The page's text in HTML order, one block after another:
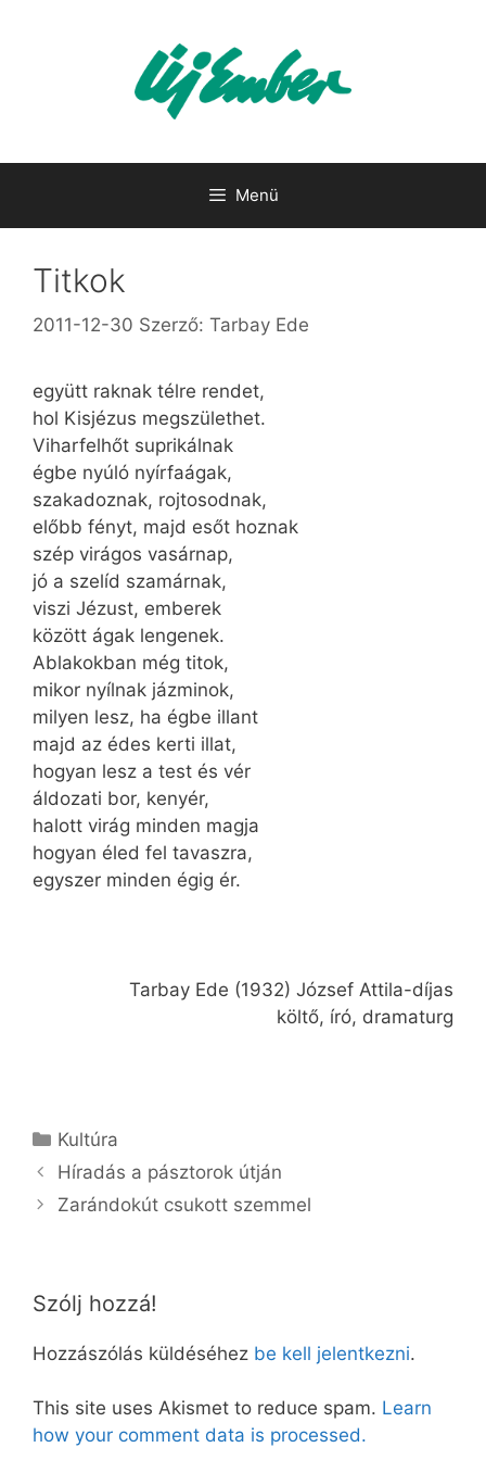
Menü
Titkok
2011-12-30 Szerző: Tarbay Ede
együtt raknak télre rendet,
hol Kisjézus megszülethet.
Viharfelhőt suprikálnak
égbe nyúló nyírfaágak,
szakadoznak, rojtosodnak,
előbb fényt, majd esőt hoznak
szép virágos vasárnap,
jó a szelíd szamárnak,
viszi Jézust, emberek
között ágak lengenek.
Ablakokban még titok,
mikor nyílnak jázminok,
milyen lesz, ha égbe illant
majd az édes kerti illat,
hogyan lesz a test és vér
áldozati bor, kenyér,
halott virág minden magja
hogyan éled fel tavaszra,
egyszer minden égig ér.
Tarbay Ede (1932) József Attila-díjas
költő, író, dramaturg
Kategória
Kultúra
Híradás a pásztorok útján
Zarándokút csukott szemmel
Szólj hozzá!
Hozzászólás küldéséhez be kell jelentkezni.
This site uses Akismet to reduce spam. Learn
how your comment data is processed.